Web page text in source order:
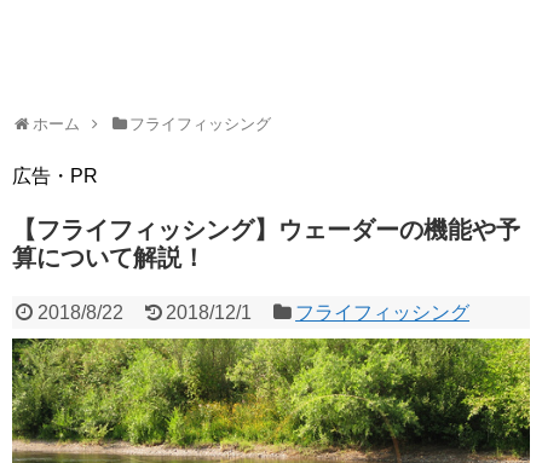
ホーム フライフィッシング
広告・PR
【フライフィッシング】ウェーダーの機能や予
算について解説！
2018/8/22 2018/12/1 フライフィッシング